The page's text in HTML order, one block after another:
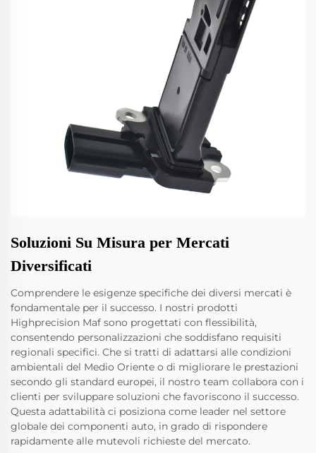
Soluzioni Su Misura per Mercati
Diversificati
Comprendere le esigenze specifiche dei diversi mercati è
fondamentale per il successo. I nostri prodotti
Highprecision Maf sono progettati con flessibilità,
consentendo personalizzazioni che soddisfano requisiti
regionali specifici. Che si tratti di adattarsi alle condizioni
ambientali del Medio Oriente o di migliorare le prestazioni
secondo gli standard europei, il nostro team collabora con i
clienti per sviluppare soluzioni che favoriscono il successo.
Questa adattabilità ci posiziona come leader nel settore
globale dei componenti auto, in grado di rispondere
rapidamente alle mutevoli richieste del mercato.